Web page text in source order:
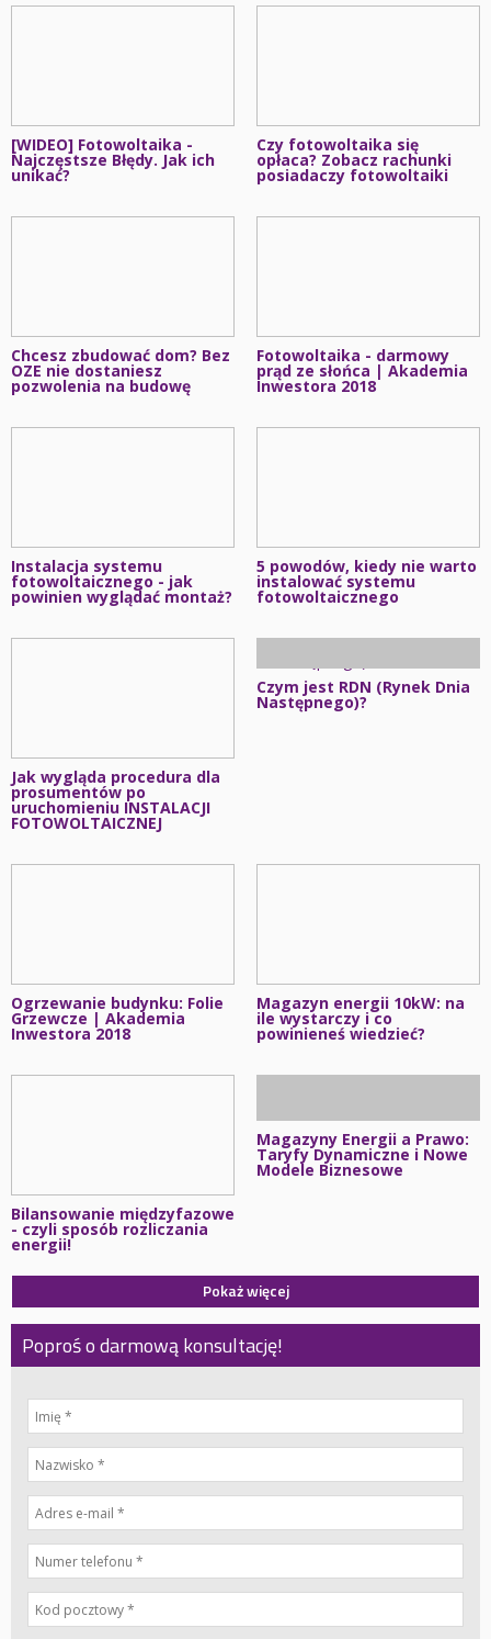
[WIDEO] Fotowoltaika -
Najczęstsze Błędy. Jak ich
unikać?
Czy fotowoltaika się
opłaca? Zobacz rachunki
posiadaczy fotowoltaiki
Chcesz zbudować dom? Bez
OZE nie dostaniesz
pozwolenia na budowę
Fotowoltaika - darmowy
prąd ze słońca | Akademia
Inwestora 2018
Instalacja systemu
fotowoltaicznego - jak
powinien wyglądać montaż?
5 powodów, kiedy nie warto
instalować systemu
fotowoltaicznego
Jak wygląda procedura dla
prosumentów po
uruchomieniu INSTALACJI
FOTOWOLTAICZNEJ
Czym jest RDN (Rynek Dnia
Następnego)?
Ogrzewanie budynku: Folie
Grzewcze | Akademia
Inwestora 2018
Magazyn energii 10kW: na
ile wystarczy i co
powinieneś wiedzieć?
Bilansowanie międzyfazowe
- czyli sposób rozliczania
energii!
Magazyny Energii a Prawo:
Taryfy Dynamiczne i Nowe
Modele Biznesowe
Pokaż więcej
Poproś o darmową konsultację!